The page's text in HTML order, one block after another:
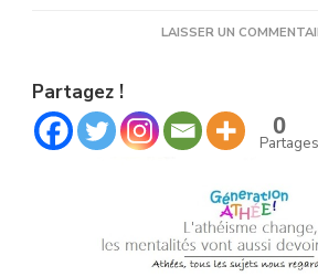
LAISSER UN
Partagez !
0
Partages